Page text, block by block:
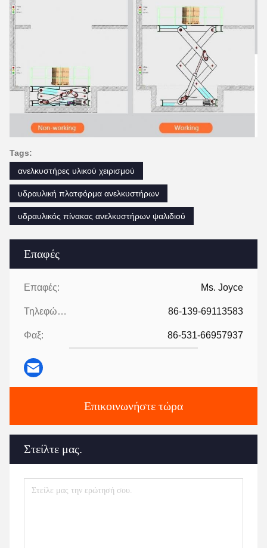
Επαφές
Επαφές: Ms. Joyce
Τηλεφώνημα: 86-139-69113583
Φαξ: 86-531-66957937
Επικοινωνήστε τώρα
Στείλτε μας.
Tags:
ανελκυστήρες υλικού χειρισμού
υδραυλική πλατφόρμα ανελκυστήρων
υδραυλικός πίνακας ανελκυστήρων ψαλιδιού